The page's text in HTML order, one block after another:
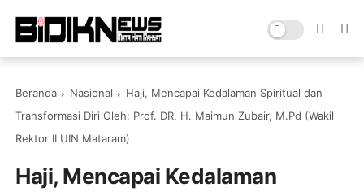
Beranda Nasional
Haji, Mencapai Kedalaman Spiritual dan
Transformasi Diri Oleh: Prof. DR. H. Maimun Zubair, M.Pd (Wakil
Rektor II UIN Mataram)
Haji, Mencapai Kedalaman